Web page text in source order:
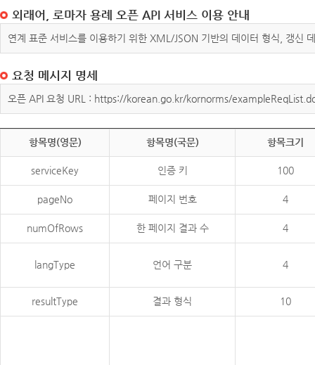
외래어, 로마자 용례 오픈 API 서비스 이용 안내
연계 표준 서비스를 이용하기 위한 XML/JSON 기반의 데이터 형식, 갱신
요청 메시지 명세
오픈 API 요청 URL : https://korean.go.kr/kornorms/
항목명(영문) 항목명(국문) 항목크기
serviceKey 인증 키 100
pageNo 페이지 번호 4
numOfRows 한 페이지 결과 수 4
langType 언어 구분 4
resultType 결과 형식 10